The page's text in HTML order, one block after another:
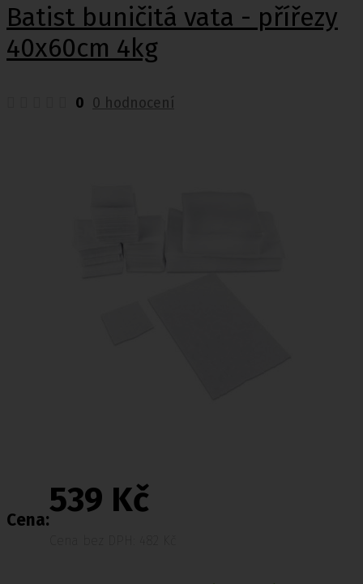
Batist buničitá vata - přířezy
40x60cm 4kg
0 0 hodnocení
Cena:
539 Kč